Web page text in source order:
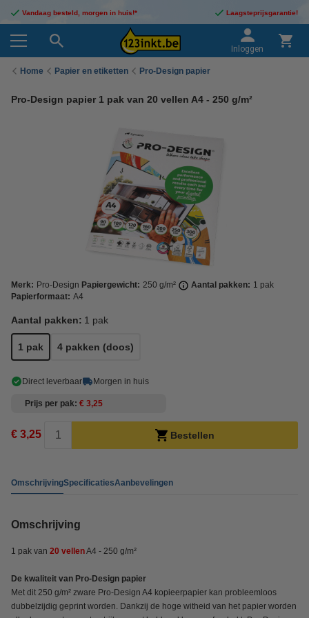
Vandaag besteld, morgen in huis!* Laagsteprijsgarantie!
Inloggen
Home Papier en etiketten Pro-Design papier
Pro-Design papier 1 pak van 20 vellen A4 - 250 g/m²
Merk: Pro-Design Papiergewicht: 250 g/m² Aantal pakken: 1 pak
Papierformaat: A4
Aantal pakken: 1 pak
1 pak 4 pakken (doos)
Direct leverbaar Morgen in huis
Prijs per pak € 3,25
€ 3,25 Bestellen
OmschrijvingSpecificatiesAanbevelingen
Omschrijving
1 pak van 20 vellenA4 - 250 g/m²
De kwaliteit van Pro-Design papier
Met dit 250 g/m² zware Pro-Design A4 kopieerpapier kan probleemloos
dubbelzijdig geprint worden. Dankzij de hoge witheid van het papier worden